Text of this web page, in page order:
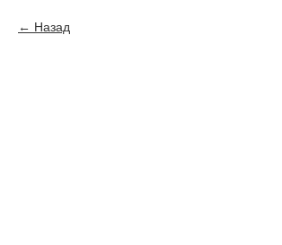
Назад